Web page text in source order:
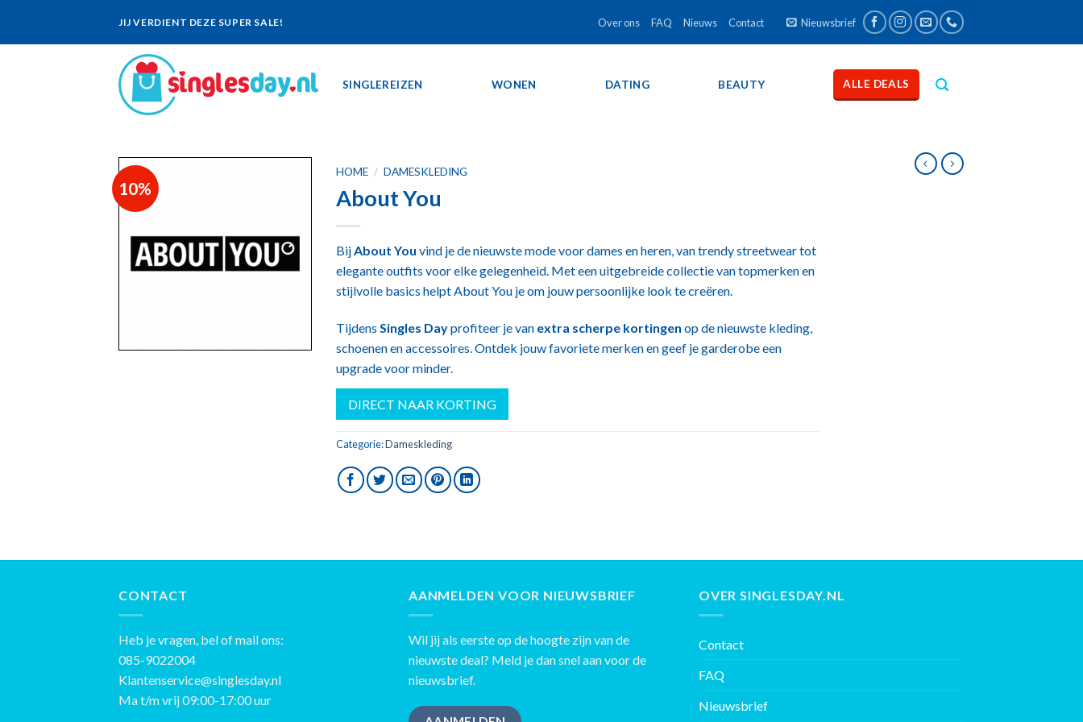
content
JIJ VERDIENT DEZE SUPER SALE! Over ons FAQ Nieuws Contact Nieuwsbrief
SINGLEREIZEN WONEN DATING BEAUTY ALLE DEALS
10%
HOME / DAMESKLEDING
About You
Bij About You vind je de nieuwste mode voor dames en heren, van trendy streetwear tot
elegante outfits voor elke gelegenheid. Met een uitgebreide collectie van topmerken en
stijlvolle basics helpt About You je om jouw persoonlijke look te creëren.
Tijdens Singles Dayprofiteer je van extra scherpe kortingen op de nieuwste kleding,
schoenen en accessoires. Ontdek jouw favoriete merken en geef je garderobe een
upgrade voor minder.
DIRECT NAAR KORTING
Categorie:Dameskleding
CONTACT
Heb je vragen, bel of mail ons:
085-9022004
Klantenservice@singlesday.nl
Ma t/m vrij 09:00-17:00 uur
AANMELDEN VOOR NIEUWSBRIEF
Wil jij als eerste op de hoogte zijn van de
nieuwste deal? Meld je dan snel aan voor de
nieuwsbrief.
OVER SINGLESDAY.NL
Contact
FAQ
Nieuwsbrief